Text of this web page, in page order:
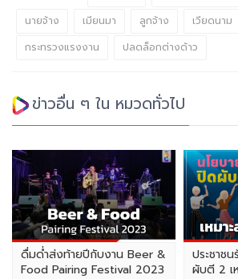
นายจ้าง
เมียนมา ลูกจ้าง เวียดนาม
กระทรวงแรงงาน
ปลดล็อกต่างด้าว
ข่าวอื่น ๆ ใน หมวดทั่วไป
ดื่มด่ำส่งท้ายปีกับงาน Beer &
Food Pairing Festival 2023
ประชาช
ผับตี 2 เ